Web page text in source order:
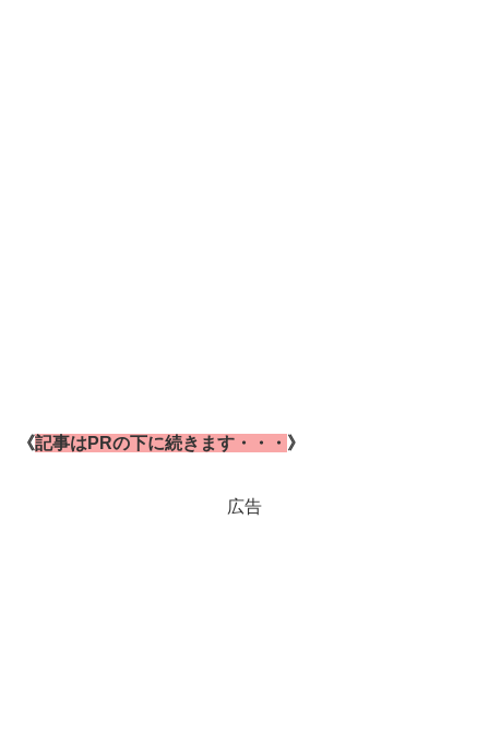
《記事はPRの下に続きます・・・ 》
広告